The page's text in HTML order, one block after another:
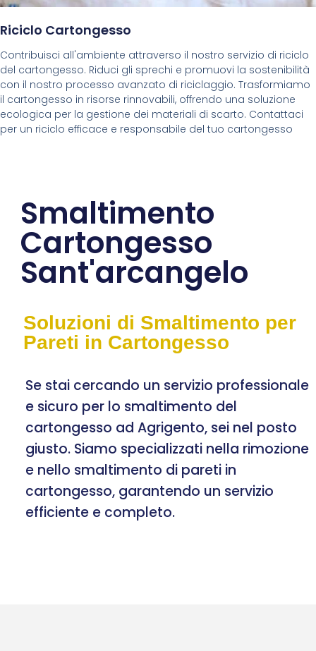
Riciclo Cartongesso
Contribuisci all'ambiente attraverso il nostro servizio di riciclo
del cartongesso. Riduci gli sprechi e promuovi la sostenibilità
con il nostro processo avanzato di riciclaggio. Trasformiamo
il cartongesso in risorse rinnovabili, offrendo una soluzione
ecologica per la gestione dei materiali di scarto. Contattaci
per un riciclo efficace e responsabile del tuo cartongesso
Smaltimento
Cartongesso
Sant'arcangelo
Soluzioni di Smaltimento per
Pareti in Cartongesso
Se stai cercando un servizio professionale
e sicuro per lo smaltimento del
cartongesso ad Agrigento, sei nel posto
giusto. Siamo specializzati nella rimozione
e nello smaltimento di pareti in
cartongesso, garantendo un servizio
efficiente e completo.